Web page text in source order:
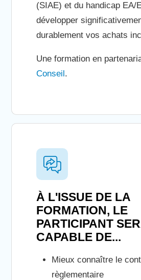
(SIAE) et du handicap EA/
développer
durablement vos achats
Une formation en
Conseil.
À L'ISSUE DE LA
FORMATION, LE
PARTICIPANT
CAPABLE DE...
Mieux connaître le
règlementaire